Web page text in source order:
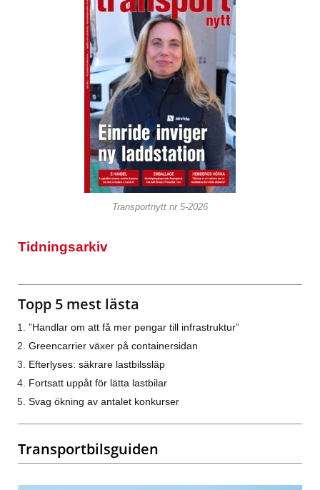
Transportnytt nr 5-2026
Tidningsarkiv
Topp 5 mest lästa
”Handlar om att få mer pengar till infrastruktur”
Greencarrier växer på containersidan
Efterlyses: säkrare lastbilssläp
Fortsatt uppåt för lätta lastbilar
Svag ökning av antalet konkurser
Transportbilsguiden